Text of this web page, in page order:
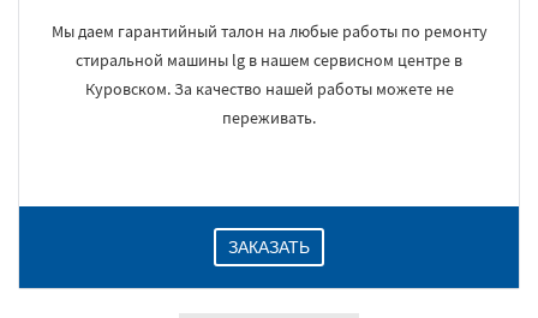
Мы даем гарантийный талон на любые работы по ремонту
стиральной машины lg в нашем сервисном центре в
Куровском. За качество нашей работы можете не
переживать.
ЗАКАЗАТЬ